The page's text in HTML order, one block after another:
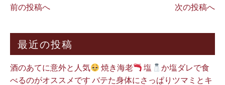
前の投稿へ 次の投稿へ
最近の投稿
酒のあてに意外と人気 焼き海老 塩
か塩ダレで食
べるのがオススメです バテた身体にさっぱりツマミとキ